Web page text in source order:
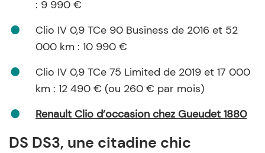
: 9 990 €
Clio IV 0,9 TCe 90 Business de 2016 et 52
000 km : 10 990 €
Clio IV 0,9 TCe 75 Limited de 2019 et 17 000
km : 12 490 € (ou 260 € par mois)
Renault Clio d’occasion chez Gueudet 1880
DS DS3, une citadine chic